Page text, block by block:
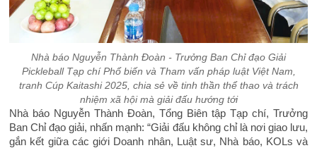
Nhà báo Nguyễn Thành Đoàn - Trưởng Ban Chỉ đạo Giải
Pickleball Tạp chí Phổ biến và Tham vấn pháp luật Việt Nam,
tranh Cúp Kaitashi 2025, chia sẻ về tinh thần thể thao và trách
nhiệm xã hội mà giải đấu hướng tới
Nhà báo Nguyễn Thành Đoàn, Tổng Biên tập Tạp chí, Trưởng
Ban Chỉ đạo giải, nhấn mạnh: “Giải đấu không chỉ là nơi giao lưu,
gắn kết giữa các giới Doanh nhân, Luật sư, Nhà báo, KOLs và